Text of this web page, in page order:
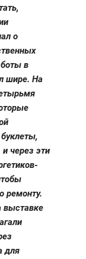
о
в
шире. На
через эти
ремонту.
выставке
для